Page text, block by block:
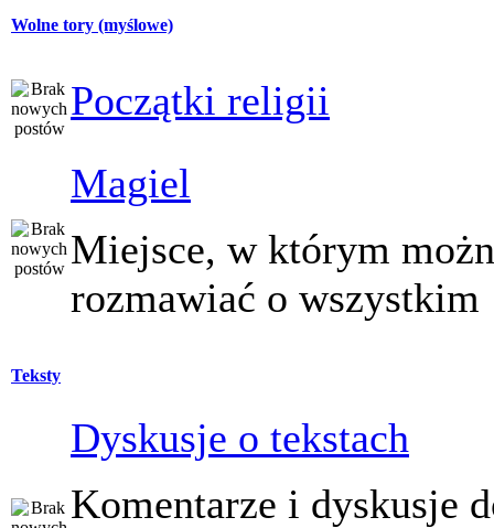
Wolne tory (myślowe)
Początki religii
Magiel
Miejsce, w którym
rozmawiać o wszystkim
Teksty
Dyskusje o tekstach
Komentarze i dyskusje